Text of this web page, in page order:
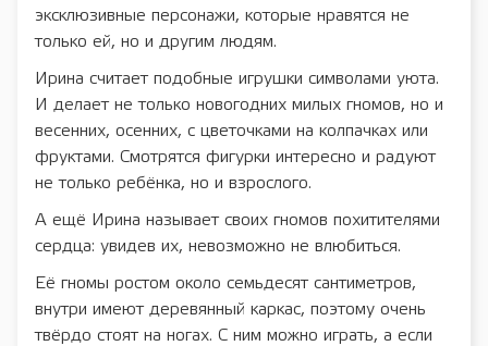
эксклюзивные персонажи, которые нравятся не
только ей, но и другим людям.
Ирина считает подобные игрушки символами уюта.
И делает не только новогодних милых гномов, но и
весенних, осенних, с цветочками на колпачках или
фруктами. Смотрятся фигурки интересно и радуют
не только ребёнка, но и взрослого.
А ещё Ирина называет своих гномов похитителями
сердца: увидев их, невозможно не влюбиться.
Её гномы ростом около семьдесят сантиметров,
внутри имеют деревянный каркас, поэтому очень
твёрдо стоят на ногах. С ним можно играть, а если